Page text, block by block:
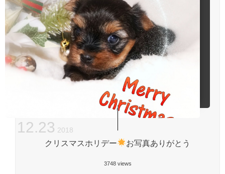
クリスマスホリデー お写真ありがとう
3748 views
12.23 2018